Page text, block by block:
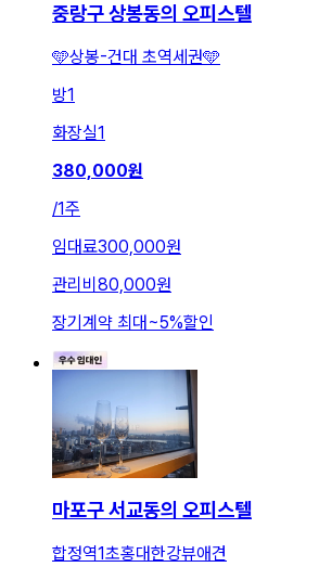
중랑구 상봉동의 오피스텔
🩵상봉-건대 초역세권🩵
방1
화장실1
380,000원
/1주
임대료300,000원
관리비 80,000원
장기계약 최대~5%할인
마포구 서교동의 오피스텔
합정역1초홍대한강뷰애견